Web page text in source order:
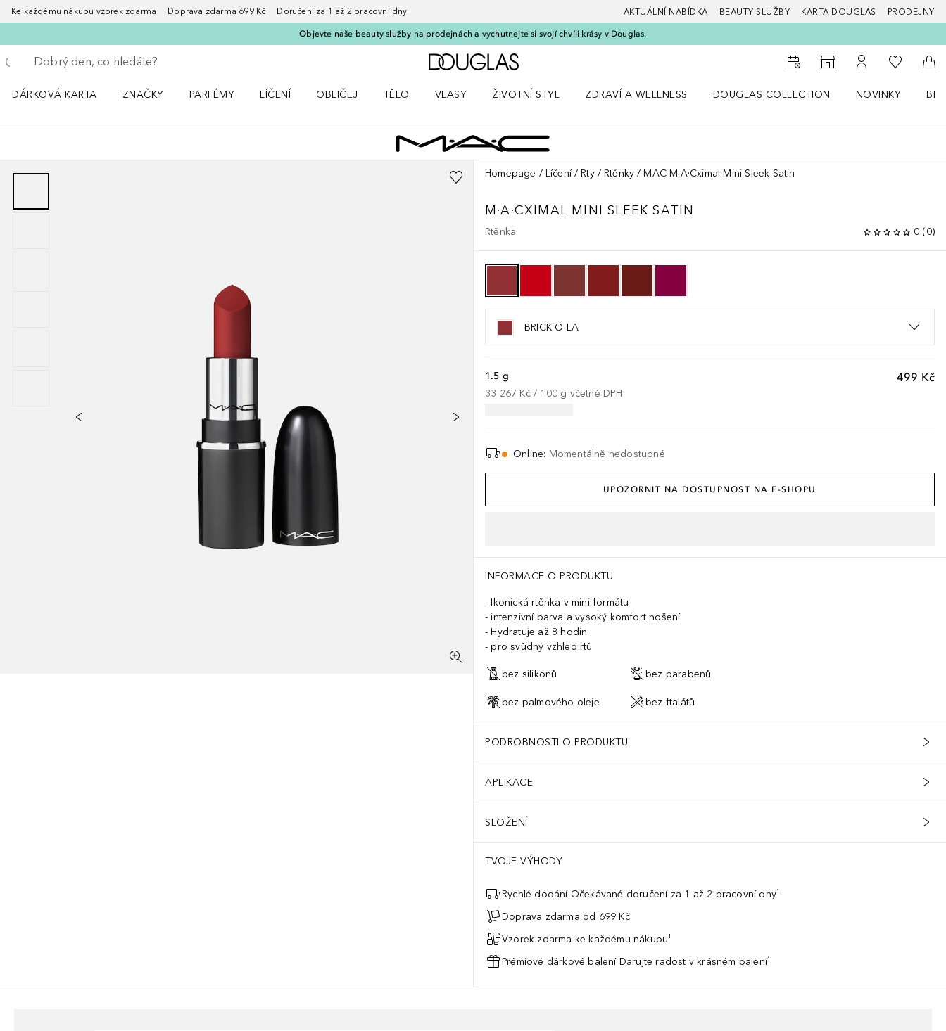
Ke každému nákupu vzorek zdarma Doprava zdarma 699 Kč Doručení za 1 až 2 pracovní dny AKTUÁLNÍ NABÍDKA BEAUTY SLUŽBY KARTA DOUGLAS PRODEJNY
Objevte naše beauty služby na prodejnách a vychutnejte si svojí chvíli krásy v Douglas.
Vraťte se
Proveďte vyhledávání
Domů
K vyhledávači prodejen
K mému účtu
K mému
Do
DÁRKOVÁ KARTA
ZNAČKY
PARFÉMY
LÍČENÍ
OBLIČEJ
TĚLO
VLASY
ŽIVOTNÍ STYL
ZDRAVÍ A WELLNESS
DOUGLAS COLLECTION
NOVINKY
Homepage Líčení Rty Rtěnky MAC M·A·Cximal Mini Sleek Satin
M·A·CXIMAL MINI SLEEK SATIN
Rtěnka 0 (0)
BRICK-O-LA
499 Kč
1.5 g
33 267 Kč / 100 g včetně DPH
Online: Momentálně nedostupné
UPOZORNIT NA DOSTUPNOST NA E-SHOPU
INFORMACE O PRODUKTU
Ikonická rtěnka v mini formátu
intenzivní barva a vysoký komfort nošení
Hydratuje až 8 hodin
pro svůdný vzhled rtů
bez silikonů bez parabenů
bez palmového oleje bez ftalátů
PODROBNOSTI O PRODUKTU
APLIKACE
SLOŽENÍ
TVOJE VÝHODY
Rychlé dodání Očekávané doručení za 1 až 2 pracovní dny¹
Doprava zdarma od 699 Kč
Vzorek zdarma ke každému nákupu¹
Prémiové dárkové balení Darujte radost v krásném balení¹